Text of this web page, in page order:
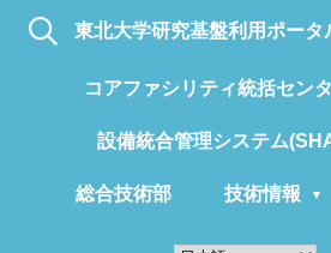
東北大学研究基盤利用ポータ
コアファシリティ統括セン
設備統合管理システム
総合技術部 技術情報